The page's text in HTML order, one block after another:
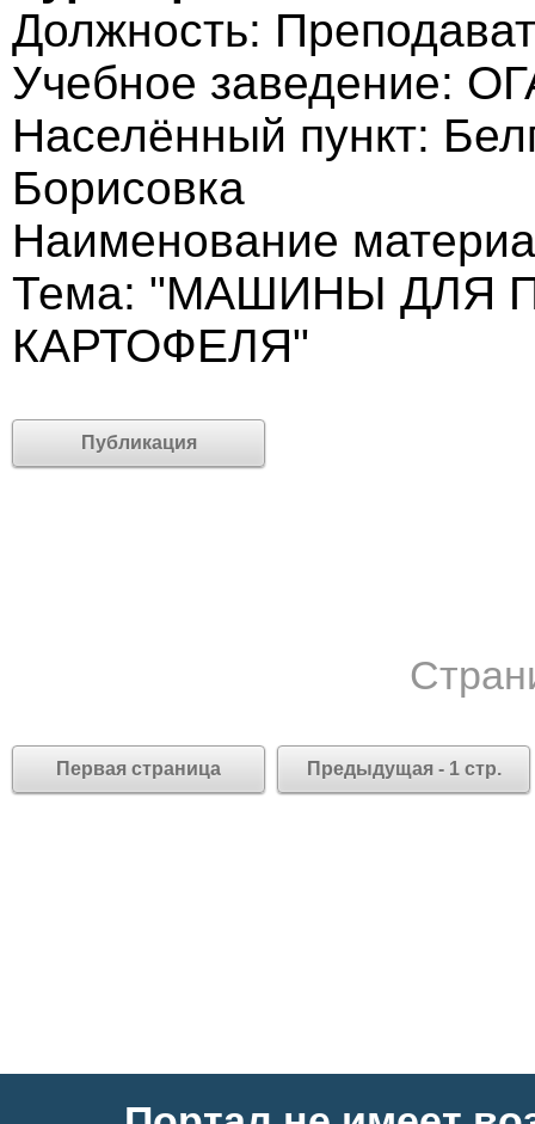
Должность:
Учебное заведение:
Населённый пункт:
Борисовка
Наименование
Тема: "МАШИНЫ ДЛЯ
КАРТОФЕЛЯ"
Публикация
Первая страница Предыдущая - 1 стр.